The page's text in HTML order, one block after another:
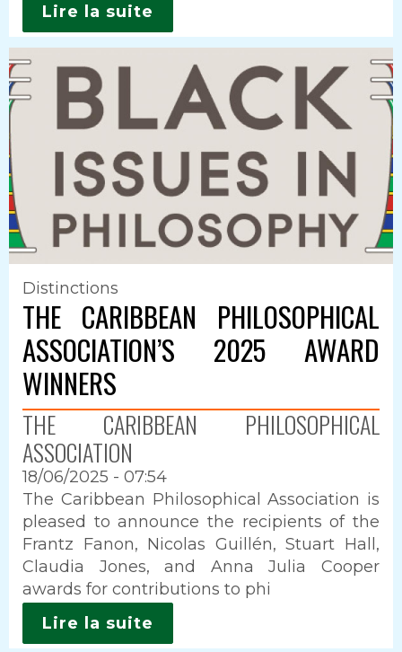
Lire la suite
Distinctions
THE CARIBBEAN PHILOSOPHICAL
ASSOCIATION’S 2025 AWARD
WINNERS
THE CARIBBEAN PHILOSOPHICAL
ASSOCIATION
18/06/2025 - 07:54
Intro
The Caribbean Philosophical Association is
pleased to announce the recipients of the
Frantz Fanon, Nicolas Guillén, Stuart Hall,
Claudia Jones, and Anna Julia Cooper
awards for contributions to phi
Lire la suite